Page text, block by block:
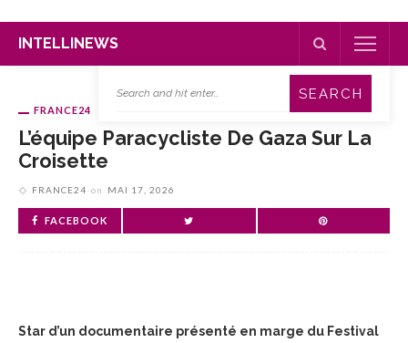
INTELLINEWS
FRANCE24
L’équipe Paracycliste De Gaza Sur La
Croisette
FRANCE24 on MAI 17, 2026
FACEBOOK
Star d’un documentaire présenté en marge du Festival